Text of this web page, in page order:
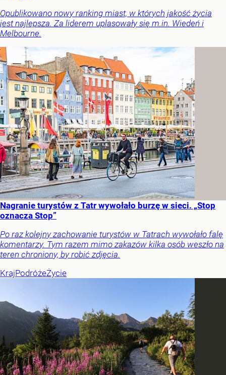
Opublikowano nowy ranking miast, w których jakość życia
jest najlepsza. Za liderem uplasowały się m.in. Wiedeń i
Melbourne.
Nagranie turystów z Tatr wywołało burzę w sieci. „Stop
oznacza Stop”
Po raz kolejny zachowanie turystów w Tatrach wywołało falę
komentarzy. Tym razem mimo zakazów kilka osób weszło na
teren chroniony, by robić zdjęcia.
KrajPodróżeŻycie